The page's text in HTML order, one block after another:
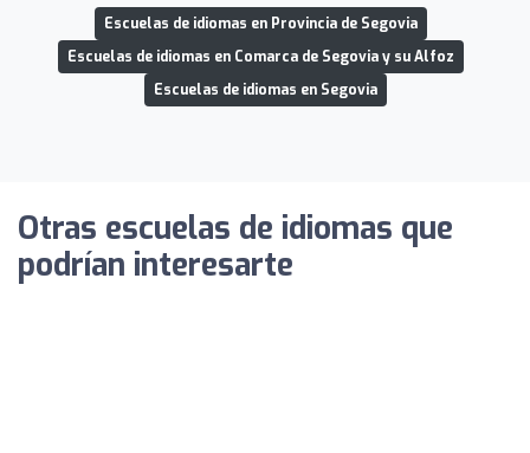
Escuelas de idiomas en Provincia de Segovia
Escuelas de idiomas en Comarca de Segovia y su Alfoz
Escuelas de idiomas en Segovia
Otras escuelas de idiomas que
podrían interesarte